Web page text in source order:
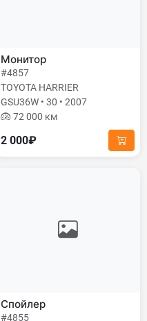
Монитор
#4857
TOYOTA HARRIER
GSU36W • 30 • 2007
72 000 км
2 000₽
Спойлер
#4855